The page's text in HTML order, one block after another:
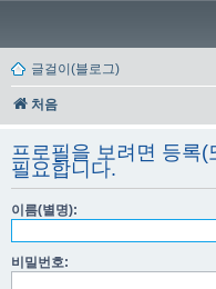
글걸이(블로그)
처음
프로필을 보려면 등록
필요합니다.
이름(별명):
비밀번호: